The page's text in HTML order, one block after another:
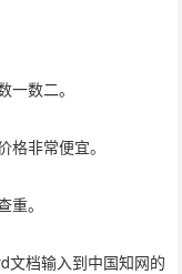
数二。
非常便宜。
。
文档输入到中国知网的